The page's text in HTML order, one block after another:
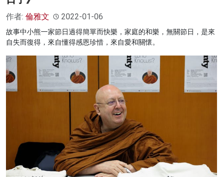
作者: 倫雅文 2022-01-06
故事中小熊一家節日過得簡單而快樂，家庭的和樂，無關節日，是來
自失而復得，來自懂得感恩珍惜，來自愛和關懷。